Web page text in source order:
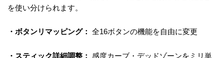
を使い分けられます。
・ボタンリマッピング： 全16ボタンの機能を自由に変更
・スティック詳細調整： 感度カーブ・デッドゾーンをミリ単